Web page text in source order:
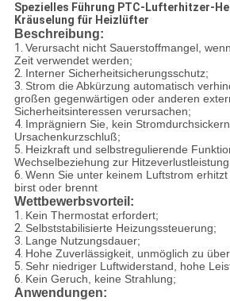
Spezielles Führung PTC-Lufterhitzer-
Kräuselung für Heizlüfter
Beschreibung:
1. Verursacht nicht Sauerstoffmangel,
Zeit verwendet werden;
2. Interner Sicherheitsicherungsschutz;
3. Strom die Abkürzung automatisch
großen gegenwärtigen oder anderen
Sicherheitsinteressen verursachen;
4. Imprägniern Sie, kein
Ursachenkurzschluß;
5. Heizkraft und selbstregulierende
Wechselbeziehung zur
6. Wenn Sie unter keinem Luftstrom
birst oder brennt
Wettbewerbsvorteil:
1. Kein Thermostat erfordert;
2. Selbststabilisierte Heizungssteuerung;
3. Lange Nutzungsdauer;
4. Hohe Zuverlässigkeit, unmöglich zu
5. Sehr niedriger Luftwiderstand, hohe
6. Kein Geruch, keine Strahlung;
Anwendungen: